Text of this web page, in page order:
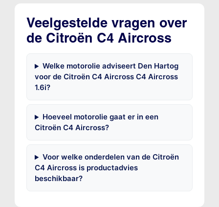
Veelgestelde vragen over
de Citroën C4 Aircross
Welke motorolie adviseert Den Hartog
voor de Citroën C4 Aircross C4 Aircross
1.6i?
Hoeveel motorolie gaat er in een
Citroën C4 Aircross?
Voor welke onderdelen van de Citroën
C4 Aircross is productadvies
beschikbaar?